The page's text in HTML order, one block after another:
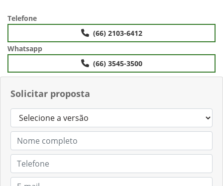
Solicitar proposta
Telefone
(66) 2103-6412
Whatsapp
(66) 3545-3500